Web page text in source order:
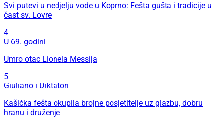
Svi putevi u nedjelju vode u Koprno: Fešta gušta i tradicije u
čast sv. Lovre
4
U 69. godini
Umro otac Lionela Messija
5
Giuliano i Diktatori
Kašićka fešta okupila brojne posjetitelje uz glazbu, dobru
hranu i druženje